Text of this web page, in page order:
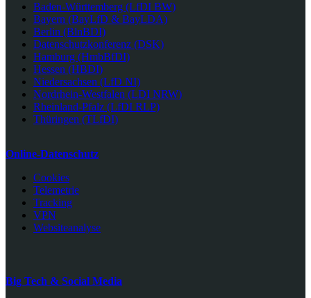
Baden-Württemberg (LfDI BW)
Bayern (BayLfD & BayLDA)
Berlin (BlnBDI)
Datenschutzkonferenz (DSK)
Hamburg (HmbBfDI)
Hessen (HBDI)
Niedersachsen (LfD NI)
Nordrhein-Westfalen (LDI NRW)
Rheinland-Pfalz (LfDI RLP)
Thüringen (TLfDI)
Online-Datenschutz
Cookies
Telemetrie
Tracking
VPN
Websiteanalyse
Big Tech & Social Media